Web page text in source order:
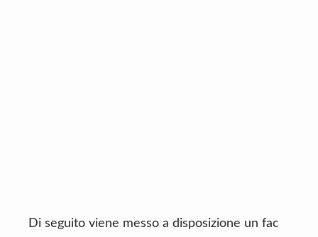
Di seguito viene messo a disposizione un fac